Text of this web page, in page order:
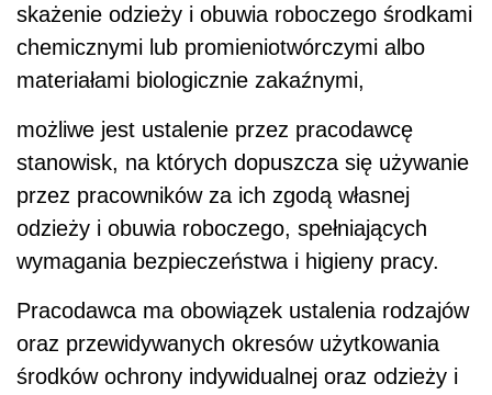
skażenie odzieży i obuwia roboczego środkami
chemicznymi lub promieniotwórczymi albo
materiałami biologicznie zakaźnymi,
możliwe jest ustalenie przez pracodawcę
stanowisk, na których dopuszcza się używanie
przez pracowników za ich zgodą własnej
odzieży i obuwia roboczego, spełniających
wymagania bezpieczeństwa i higieny pracy.
Pracodawca ma obowiązek ustalenia rodzajów
oraz przewidywanych okresów użytkowania
środków ochrony indywidualnej oraz odzieży i